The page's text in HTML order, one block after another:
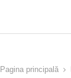
Pagina principală